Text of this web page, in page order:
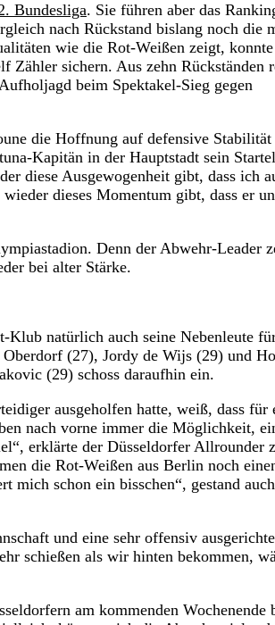
Bundesliga. Sie führen aber das
nach Rückstand bislang noch die
wie die Rot-Weißen zeigt,
Zähler sichern. Aus zehn Rückständen
beim Spektakel-Sieg gegen
die Hoffnung auf defensive Stabilität
Kapitän in der Hauptstadt sein
diese Ausgewogenheit gibt, dass ich
dieses Momentum gibt, dass er
Denn der Abwehr-Leader
bei alter Stärke.
Klub natürlich auch seine Nebenleute
(27), Jordy de Wijs (29) und
(29) schoss daraufhin ein.
ausgeholfen hatte, weiß, dass für
nach vorne immer die Möglichkeit,
erklärte der Düsseldorfer Allrounder
die Rot-Weißen aus Berlin noch
mich schon ein bisschen“, gestand
und eine sehr offensiv
schießen als wir hinten bekommen,
am kommenden Wochenende